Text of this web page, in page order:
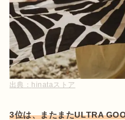
出典： hinataストア
3位は、またまたULTRA